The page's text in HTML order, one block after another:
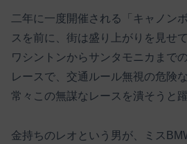
二年に一度開催される「キャノン
スを前に、街は盛り上がりを見せ
ワシントンからサンタモニカまで
レースで、交通ルール無視の危険
常々この無謀なレースを潰そうと
金持ちのレオという男が、ミス